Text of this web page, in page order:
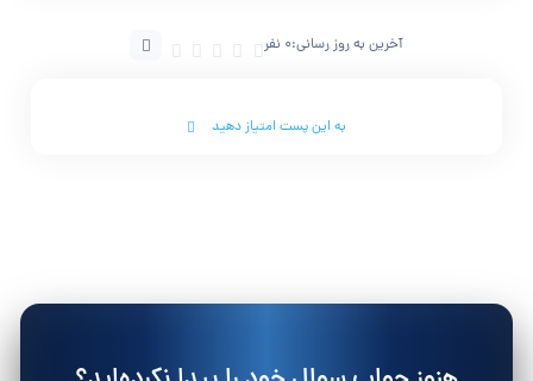
آخرین به روز رسانی:0 نفر
به این پست امتیاز دهید